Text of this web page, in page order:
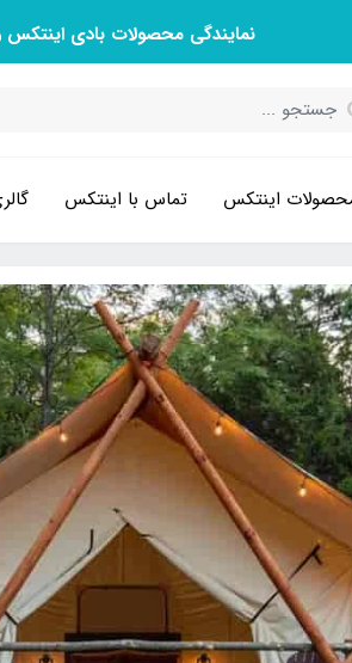
نمایندگی محصولات بادی
اینتکس تماس با اینتکس